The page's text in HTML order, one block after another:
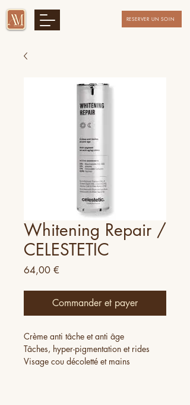
RESERVER UN SOIN
Whitening Repair /
CELESTETIC
64,00 €
Commander et payer
Crème anti tâche et anti âge
Tâches, hyper-pigmentation et rides
Visage cou décoletté et mains